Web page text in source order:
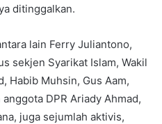
ditinggalkan.
lain Ferry Juliantono,
sekjen Syarikat Islam, Wakil
Habib Muhsin, Gus Aam,
DPR Ariady Ahmad,
juga sejumlah aktivis,